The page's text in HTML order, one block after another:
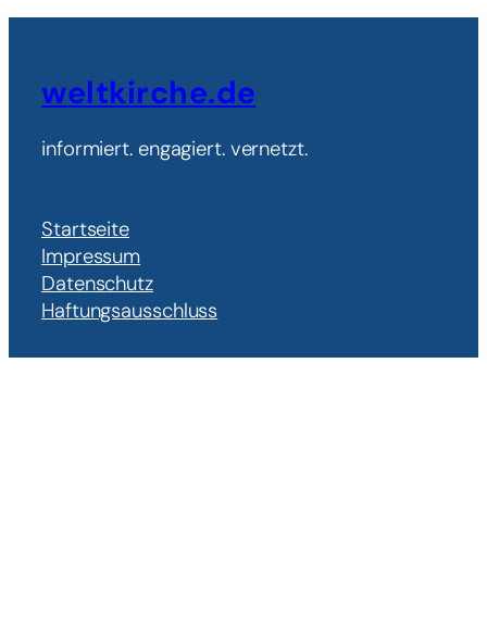
weltkirche.de
informiert. engagiert. vernetzt.
Startseite
Impressum
Datenschutz
Haftungsausschluss